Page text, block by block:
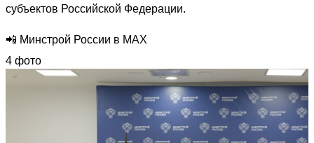
субъектов Российской Федерации.
📲 Минстрой России в MAX
4 фото